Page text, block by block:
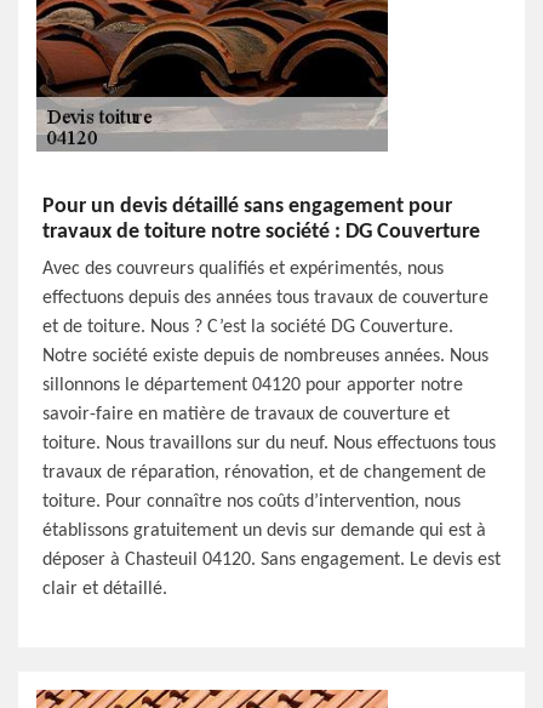
Pour un devis détaillé sans engagement pour
travaux de toiture notre société : DG Couverture
Avec des couvreurs qualifiés et expérimentés, nous
effectuons depuis des années tous travaux de couverture
et de toiture. Nous ? C’est la société DG Couverture.
Notre société existe depuis de nombreuses années. Nous
sillonnons le département 04120 pour apporter notre
savoir-faire en matière de travaux de couverture et
toiture. Nous travaillons sur du neuf. Nous effectuons tous
travaux de réparation, rénovation, et de changement de
toiture. Pour connaître nos coûts d’intervention, nous
établissons gratuitement un devis sur demande qui est à
déposer à Chasteuil 04120. Sans engagement. Le devis est
clair et détaillé.